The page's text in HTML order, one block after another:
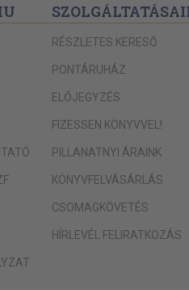
RÉSZLETES KERESŐ
PONTÁRUHÁZ
ELŐJEGYZÉS
FIZESSEN KÖNYVVEL!
PILLANATNYI ÁRAINK
KÖNYVFELVÁSÁRLÁS
CSOMAGKÖVETÉS
HÍRLEVÉL FELIRATKOZÁS